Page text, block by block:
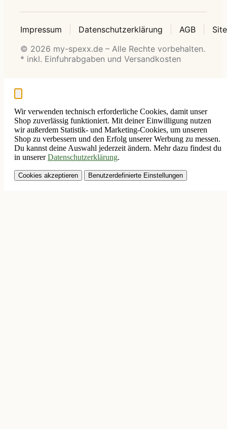
Impressum Datenschutzerklärung AGB
© 2026 my-spexx.de – Alle Rechte vorbehalten.
* inkl. Einfuhrabgaben und Versandkosten
Wir verwenden technisch erforderliche Cookies, damit unser
Shop zuverlässig funktioniert. Mit deiner Einwilligung nutzen
wir außerdem Statistik- und Marketing-Cookies, um unseren
Shop zu verbessern und den Erfolg unserer Werbung zu messen.
Du kannst deine Auswahl jederzeit ändern. Mehr dazu findest du
in unsererDatenschutzerklärung.
Cookies akzeptieren Benutzerdefinierte Einstellungen